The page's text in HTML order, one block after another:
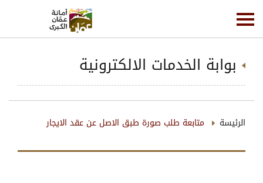
بوابة الخدمات الالكترونية
الرئيسة متابعة طلب صورة طبق الاصل عن عقد الايجار